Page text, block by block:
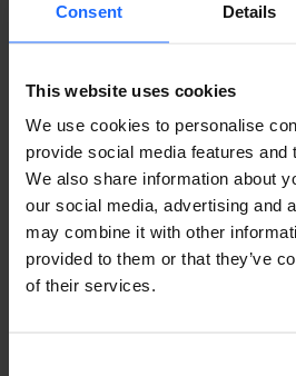
Consent Details
This website uses cookies
We use cookies to personalise
provide social media features and
We also share information about
our social media, advertising and
may combine it with other
provided to them or that they’ve
of their services.
REMOTE
SYSTEM